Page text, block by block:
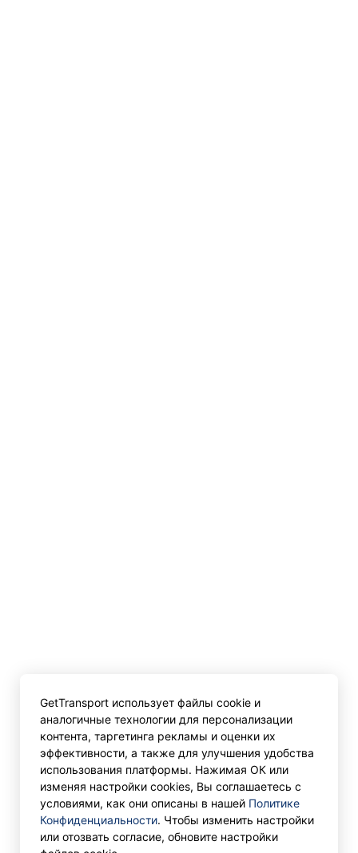
GetTransport использует файлы cookie и
аналогичные технологии для персонализации
контента, таргетинга рекламы и оценки их
эффективности, а также для улучшения удобства
использования платформы. Нажимая ОК или
изменяя настройки cookies, Вы соглашаетесь с
условиями, как они описаны в нашей Политике
Конфиденциальности. Чтобы изменить настройки
или отозвать согласие, обновите настройки